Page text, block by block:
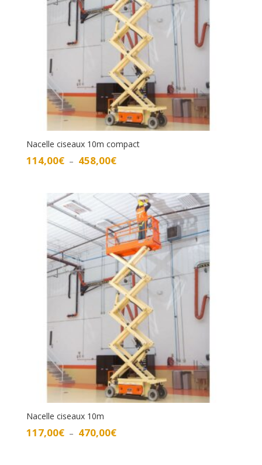
Nacelle ciseaux 10m compact
114,00€ – 458,00€Plage
114,00€
à
458,00€
Nacelle ciseaux 10m
117,00€ – 470,00€Plage